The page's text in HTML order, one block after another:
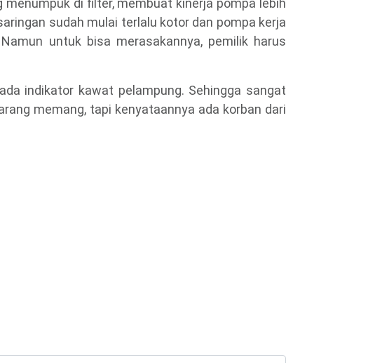
di filter, membuat kinerja pompa lebih
sudah mulai terlalu kotor dan pompa kerja
untuk bisa merasakannya, pemilik harus
indikator kawat pelampung. Sehingga sangat
memang, tapi kenyataannya ada korban dari